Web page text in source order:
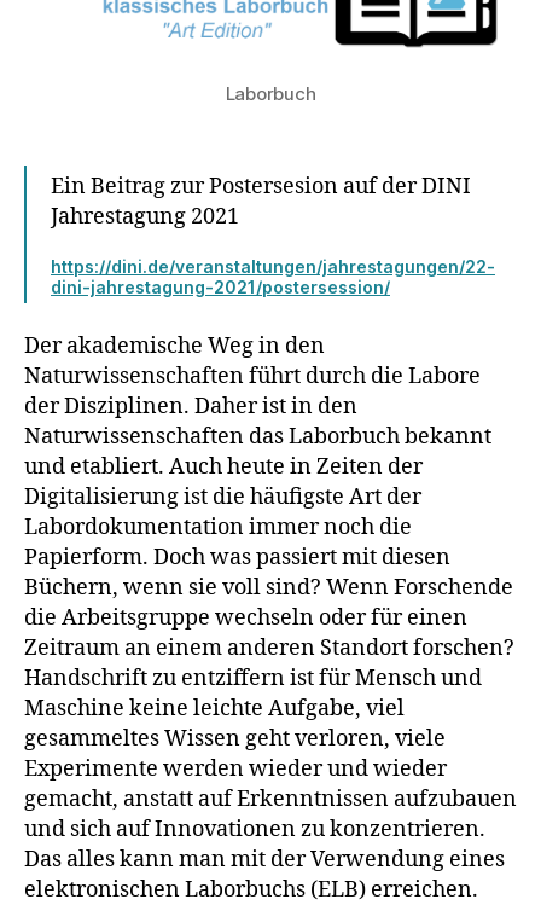
Laborbuch
Ein Beitrag zur Postersesion auf der DINI
Jahrestagung 2021
https://dini.de/veranstaltungen/jahrestagungen/22-
dini-jahrestagung-2021/postersession/
Der akademische Weg in den
Naturwissenschaften führt durch die Labore
der Disziplinen. Daher ist in den
Naturwissenschaften das Laborbuch bekannt
und etabliert. Auch heute in Zeiten der
Digitalisierung ist die häufigste Art der
Labordokumentation immer noch die
Papierform. Doch was passiert mit diesen
Büchern, wenn sie voll sind? Wenn Forschende
die Arbeitsgruppe wechseln oder für einen
Zeitraum an einem anderen Standort forschen?
Handschrift zu entziffern ist für Mensch und
Maschine keine leichte Aufgabe, viel
gesammeltes Wissen geht verloren, viele
Experimente werden wieder und wieder
gemacht, anstatt auf Erkenntnissen aufzubauen
und sich auf Innovationen zu konzentrieren.
Das alles kann man mit der Verwendung eines
elektronischen Laborbuchs (ELB) erreichen.